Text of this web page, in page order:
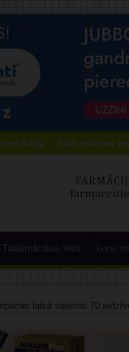
Tālākmācības
Tālākmācības testi
laikā saņemti 70